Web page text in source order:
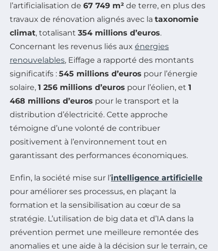
l’artificialisation de 67 749 m² de terre, en plus des
travaux de rénovation alignés avec la taxonomie
climat, totalisant 354 millions d’euros.
Concernant les revenus liés aux énergies
renouvelables, Eiffage a rapporté des montants
significatifs : 545 millions d’euros pour l’énergie
solaire, 1 256 millions d’euros pour l’éolien, et 1
468 millions d’euros pour le transport et la
distribution d’électricité. Cette approche
témoigne d’une volonté de contribuer
positivement à l’environnement tout en
garantissant des performances économiques.
Enfin, la société mise sur l’intelligence artificielle
pour améliorer ses processus, en plaçant la
formation et la sensibilisation au cœur de sa
stratégie. L’utilisation de big data et d’IA dans la
prévention permet une meilleure remontée des
anomalies et une aide à la décision sur le terrain, ce